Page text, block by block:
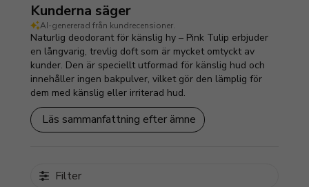
Kunderna säger
AI-genererad från kundrecensioner.
Naturlig deodorant för känslig hy – Pink Tulip erbjuder
en långvarig, trevlig doft som är mycket omtyckt av
kunder. Den är speciellt utformad för känslig hud och
innehåller ingen bakpulver, vilket gör den lämplig för
dem med känslig eller irriterad hud.
Läs sammanfattning efter ämne
Filter